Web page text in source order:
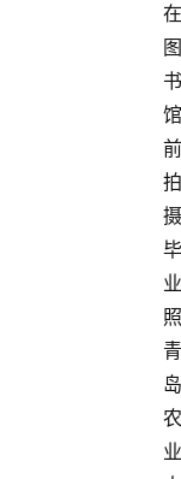
在
图
书
馆
前
拍
摄
毕
业
照
青
岛
农
业